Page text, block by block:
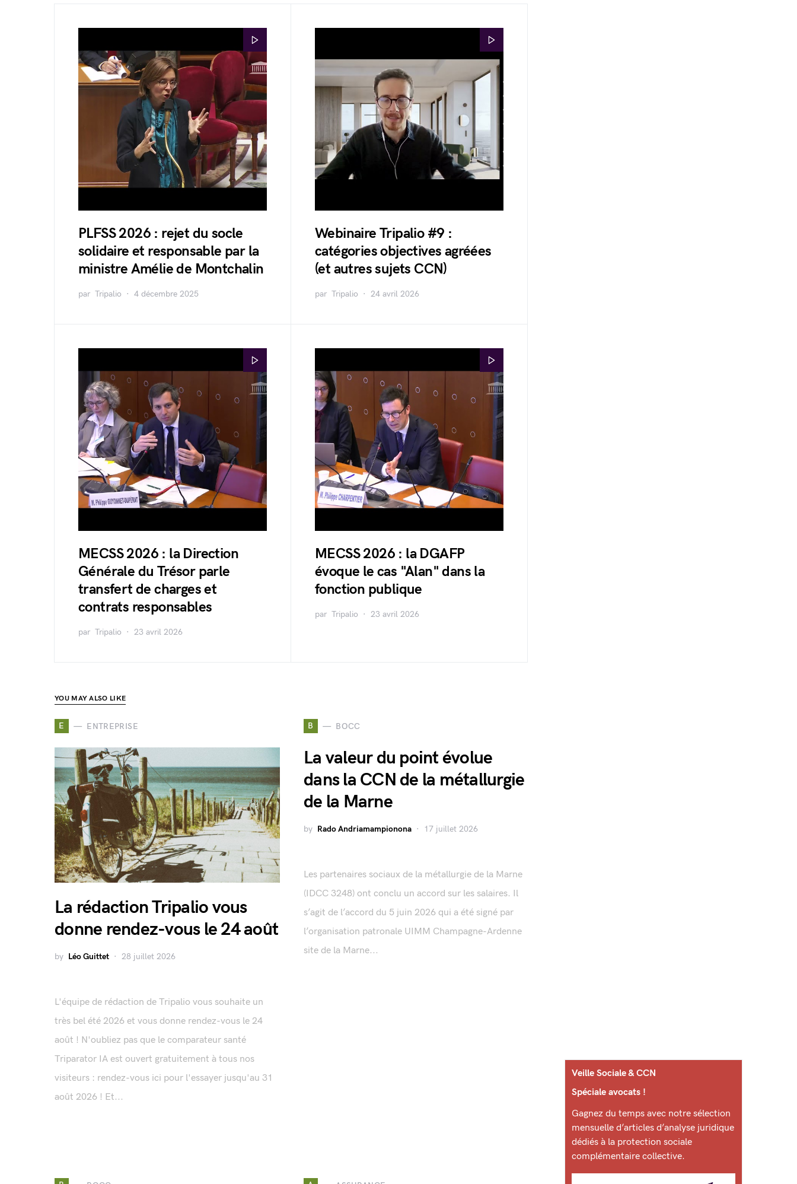
PLFSS 2026 : rejet du socle
solidaire et responsable par la
ministre Amélie de Montchalin
par Tripalio 4 décembre 2025
Webinaire Tripalio #9 :
catégories objectives agréées
(et autres sujets CCN)
par Tripalio 24 avril 2026
MECSS 2026 : la Direction
Générale du Trésor parle
transfert de charges et
contrats responsables
par Tripalio 23 avril 2026
MECSS 2026 : la DGAFP
évoque le cas "Alan" dans la
fonction publique
par Tripalio 23 avril 2026
YOU MAY ALSO LIKE
E ENTREPRISE
La rédaction Tripalio vous
donne rendez-vous le 24 août
by Léo Guittet 28 juillet 2026
L'équipe de rédaction de Tripalio vous souhaite un
très bel été 2026 et vous donne rendez-vous le 24
août ! N'oubliez pas que le comparateur santé
Triparator IA est ouvert gratuitement à tous nos
visiteurs : rendez-vous ici pour l'essayer jusqu'au 31
août 2026 ! Et...
B BOCC
La valeur du point évolue
dans la CCN de la métallurgie
de la Marne
by Rado Andriamampionona 17 juillet 2026
Les partenaires sociaux de la métallurgie de la Marne
(IDCC 3248) ont conclu un accord sur les salaires. Il
s’agit de l’accord du 5 juin 2026 qui a été signé par
l’organisation patronale UIMM Champagne-Ardenne
site de la Marne...
Veille Sociale & CCN
Spéciale avocats !
Gagnez du temps avec notre sélection
mensuelle d’articles d’analyse juridique
dédiés à la protection sociale
complémentaire collective.